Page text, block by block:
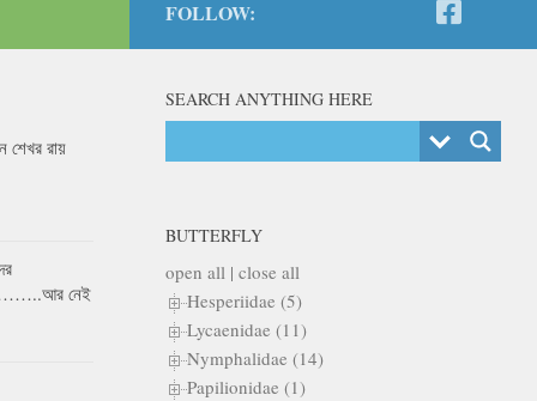
FOLLOW:
SEARCH ANYTHING HERE
BUTTERFLY
open all | close all
Hesperiidae (5)
Lycaenidae (11)
Nymphalidae (14)
Papilionidae (1)
রায়
নেই